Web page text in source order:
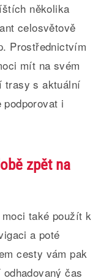
několika
celosvětově
Prostřednictvím
mít na svém
trasy s aktuální
podporovat i
zpět na
také použít k
a poté
cesty vám pak
čas